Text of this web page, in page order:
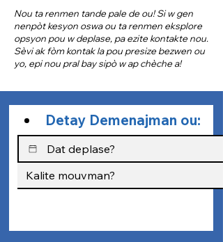
Nou ta renmen tande pale de ou! Si w gen
nenpòt kesyon oswa ou ta renmen eksplore
opsyon pou w deplase, pa ezite kontakte nou.
Sèvi ak fòm kontak la pou presize bezwen ou
yo, epi nou pral bay sipò w ap chèche a!
Detay Demenajman ou: